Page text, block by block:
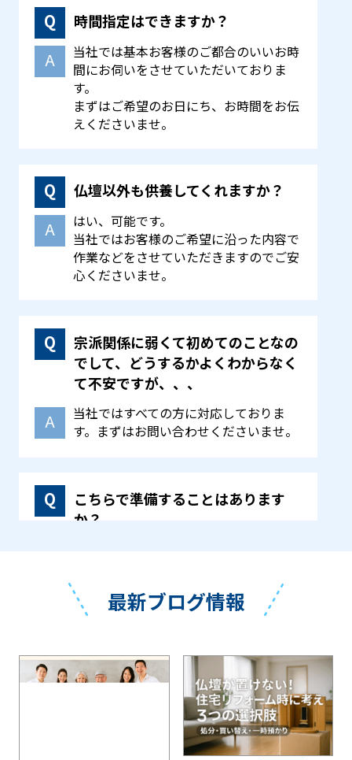
時間指定はできますか？
当社では基本お客様のご都合のいいお時
間にお伺いをさせていただいておりま
す。
まずはご希望のお日にち、お時間をお伝
えくださいませ。
仏壇以外も供養してくれますか？
はい、可能です。
当社ではお客様のご希望に沿った内容で
作業などをさせていただきますのでご安
心くださいませ。
宗派関係に弱くて初めてのことなの
でして、どうするかよくわからなく
て不安ですが、、、
当社ではすべての方に対応しておりま
す。まずはお問い合わせくださいませ。
こちらで準備することはあります
か？
ただき、回収する仏具などは箱などにお
入れください。
作業の流れはどうなりますか？
基本的には・お問い合わせ→見積もり→
ご希望日時にお伺い、回収→お支払い→
供養→処分→供養証明証発行。といった
最新ブログ情報